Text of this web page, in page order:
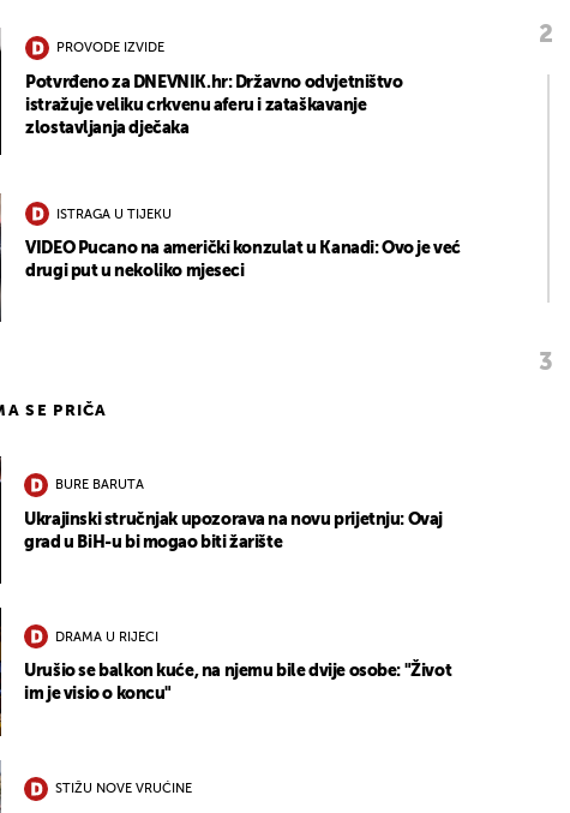
PROVODE IZVIDE
Potvrđeno za DNEVNIK.hr: Državno odvjetništvo
istražuje veliku crkvenu aferu i zataškavanje
zlostavljanja dječaka
ISTRAGA U TIJEKU
VIDEO Pucano na američki konzulat u Kanadi: Ovo je već
drugi put u nekoliko mjeseci
SE PRIČA
BURE BARUTA
Ukrajinski stručnjak upozorava na novu prijetnju: Ovaj
grad u BiH-u bi mogao biti žarište
DRAMA U RIJECI
Urušio se balkon kuće, na njemu bile dvije osobe: "Život
im je visio o koncu"
STIŽU NOVE VRUĆINE